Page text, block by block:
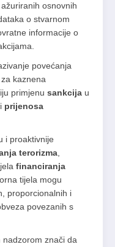
osnovnih
o stvarnom
informacije o
povećanja
za kaznena
primjenu sankcija u
prijenosa
i proaktivnije
terorizma
financiranja
tijela mogu
proporcionalnih i
povezanih s
znači da